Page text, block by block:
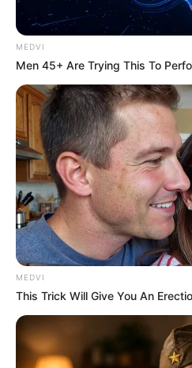
MEDVI
Men 45+ Are Trying This To
MEDVI
This Trick Will Give You An